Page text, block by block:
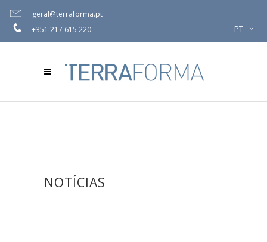
geral@terraforma.pt
+351 217 615 220
PT
NOTÍCIAS